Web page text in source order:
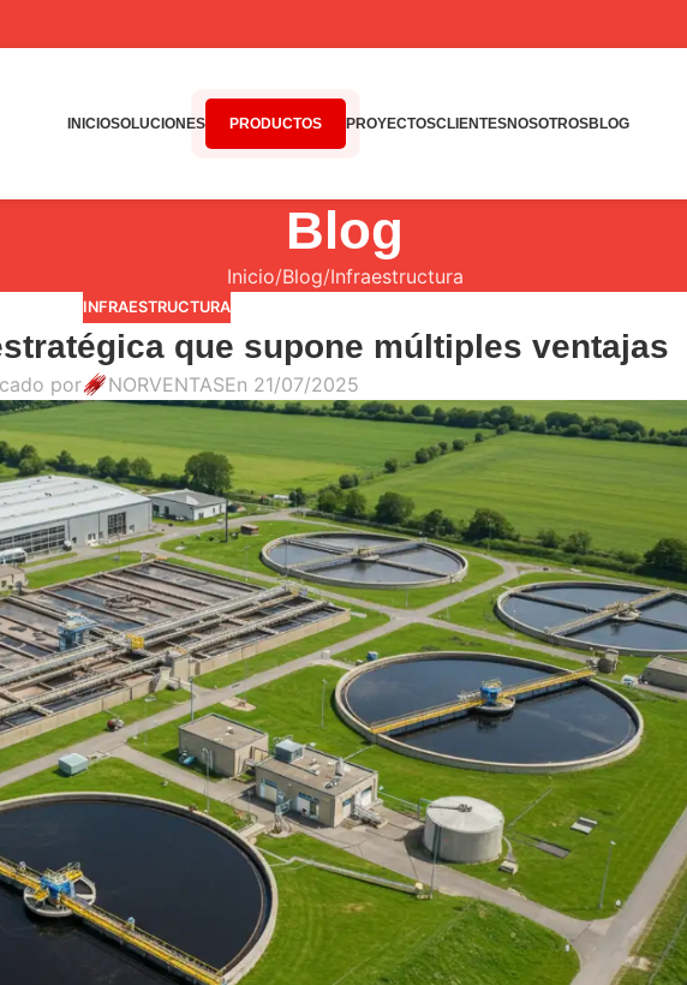
INICIOSOLUCIONES PRODUCTOS PROYECTOSCLIENTESNOSOTROSBLOG
Blog
Inicio Blog Infraestructura
INFRAESTRUCTURA
que supone múltiples ventajas
por NORVENTASEn 21/07/2025